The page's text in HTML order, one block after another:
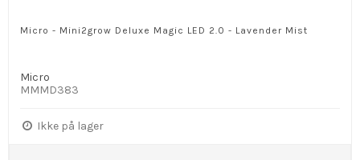
Micro - Mini2grow Deluxe Magic LED 2.0 - Lavender Mist
Micro
MMMD383
Ikke på lager